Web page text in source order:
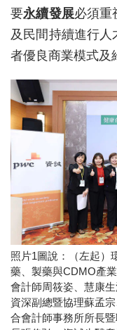
要永續發展必須重
及民間持續進行
者優良商業模式及
照片1圖說：（左起）
藥、製藥與CDMO產
會計師周筱姿、慧康
資深副總暨協理蘇孟
合會計師事務所所長